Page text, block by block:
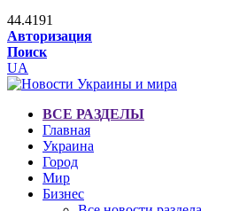
44.4191
Авторизация
Поиск
UA
ВСЕ РАЗДЕЛЫ
Главная
Украина
Город
Мир
Бизнес